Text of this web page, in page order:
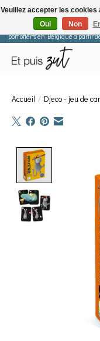
Les commandes passées après
port offerts en Belgique à partir
Accueil / Djeco - jeu de
Veuillez accepter les
Oui
Non